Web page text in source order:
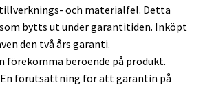
och materialfel. Detta
bytts ut under garantitiden. Inköpt
den två års garanti.
förekomma beroende på produkt.
förutsättning för att garantin på